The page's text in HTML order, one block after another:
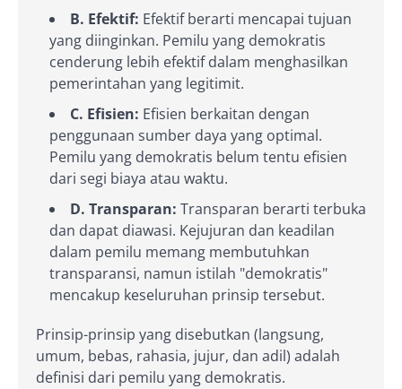
B. Efektif: Efektif berarti mencapai tujuan
yang diinginkan. Pemilu yang demokratis
cenderung lebih efektif dalam menghasilkan
pemerintahan yang legitimit.
C. Efisien: Efisien berkaitan dengan
penggunaan sumber daya yang optimal.
Pemilu yang demokratis belum tentu efisien
dari segi biaya atau waktu.
D. Transparan: Transparan berarti terbuka
dan dapat diawasi. Kejujuran dan keadilan
dalam pemilu memang membutuhkan
transparansi, namun istilah "demokratis"
mencakup keseluruhan prinsip tersebut.
Prinsip-prinsip yang disebutkan (langsung,
umum, bebas, rahasia, jujur, dan adil) adalah
definisi dari pemilu yang demokratis.